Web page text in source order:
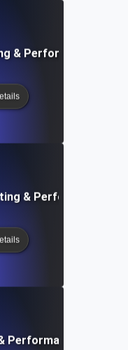
& Performance
& Performance
Performance